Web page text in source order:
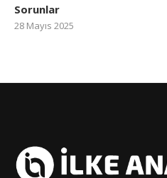
Sorunlar
28 Mayıs 2025